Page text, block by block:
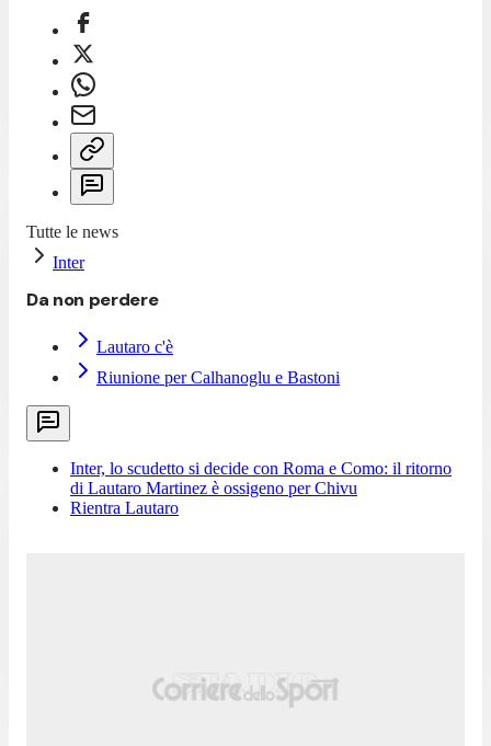
Tutte le news
Inter
Da non perdere
Lautaro c'è
Riunione per Calhanoglu e Bastoni
Inter, lo scudetto si decide con Roma e Como: il ritorno
di Lautaro Martinez è ossigeno per Chivu
Rientra Lautaro